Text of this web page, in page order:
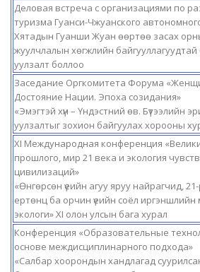
Деловая встреча с организациями по
туризма Гуанси-Чжуанского
Хятадын Гуанши Жуан өөртөө засах
жуулчлалын хөгжлийн
уулзалт боллоо
Заседание Оргкомитета Форума
Достояние Нации. Эпоха созидания»
«Эмэгтэй хүн – Үндэстний өв. Бүтээлийн
уулзалтыг зохион байгуулах хорооны
ХI Международная конференция
прошлого, мир 21 века и экология
цивилизаций»
«Өнгөрсөн үеийн агуу яруу найрагчид,
ертөнц ба орчин үеийн соёл
экологи» XI олон улсын бага хурал
Конференция «Образовательные
основе междисциплинарного подхода»
«Салбар хоорондын хандлагад